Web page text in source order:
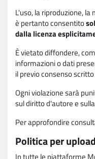
L'uso, la riproduzione,
è pertanto consentito
dalla licenza
È vietato diffondere,
informazioni o dati
il previo consenso
Ogni violazione sarà
sul diritto d'autore e
Per approfondire
Politica per
In tutte le piattaforme